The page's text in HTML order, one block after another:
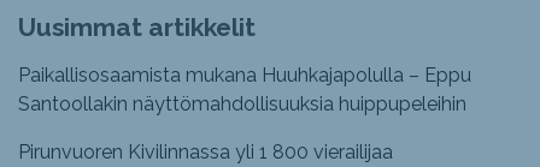
Uusimmat artikkelit
Paikallisosaamista mukana Huuhkajapolulla – Eppu
Santoollakin näyttömahdollisuuksia huippupeleihin
Pirunvuoren Kivilinnassa yli 1 800 vierailijaa